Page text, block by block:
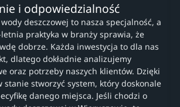
i odpowiedzialność
deszczowej to nasza specjalność, a
praktyka w branży sprawia, że
dobrze. Każda inwestycja to dla nas
dlatego dokładnie analizujemy
oraz potrzeby naszych klientów. Dzięki
stanie stworzyć system, który doskonale
danego miejsca. Jeśli chodzi o